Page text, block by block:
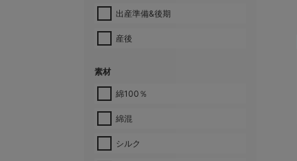
出産準備&後期
産後
素材
綿100％
綿混
シルク